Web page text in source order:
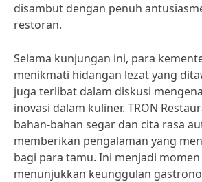
disambut dengan penuh
restoran.
Selama kunjungan ini, para
menikmati hidangan lezat yang
juga terlibat dalam diskusi
inovasi dalam kuliner. TRON
bahan-bahan segar dan cita rasa
memberikan pengalaman yang
bagi para tamu. Ini menjadi
menunjukkan keunggulan